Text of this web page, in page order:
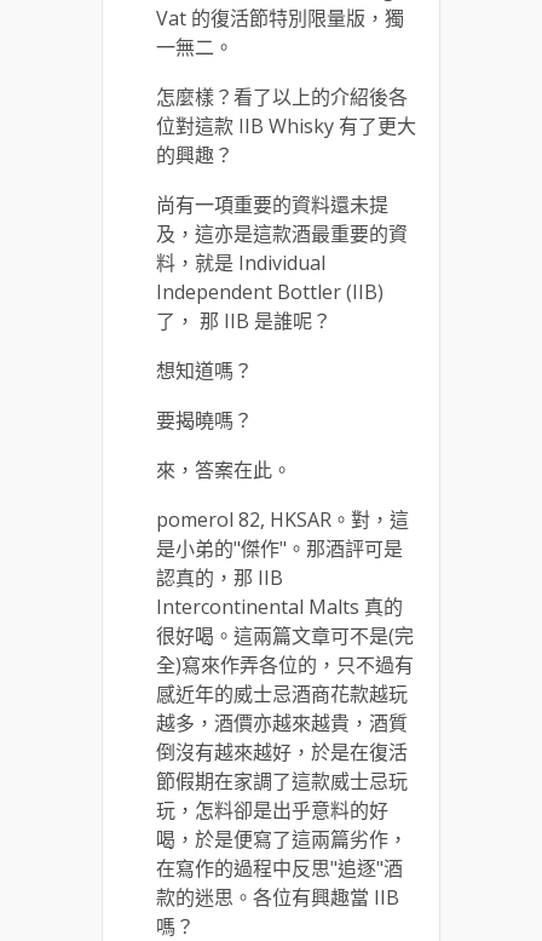
Vat 的復活節特別限量版，獨
一無二。
怎麼樣？看了以上的介紹後各
位對這款 IIB Whisky 有了更大
的興趣？
尚有一項重要的資料還未提
及，這亦是這款酒最重要的資
料，就是 Individual
Independent Bottler (IIB)
了， 那 IIB 是誰呢？
想知道嗎？
要揭曉嗎？
來，答案在此。
pomerol 82, HKSAR。對，這
是小弟的"傑作"。那酒評可是
認真的，那 IIB
Intercontinental Malts 真的
很好喝。這兩篇文章可不是(完
全)寫來作弄各位的，只不過有
感近年的威士忌酒商花款越玩
越多，酒價亦越來越貴，酒質
倒沒有越來越好，於是在復活
節假期在家調了這款威士忌玩
玩，怎料卻是出乎意料的好
喝，於是便寫了這兩篇劣作，
在寫作的過程中反思"追逐"酒
款的迷思。各位有興趣當 IIB
嗎？